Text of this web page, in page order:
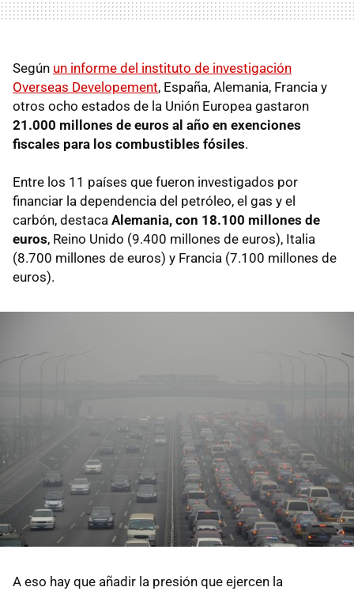
Según un informe del instituto de investigación
Overseas Developement, España, Alemania, Francia y
otros ocho estados de la Unión Europea gastaron
21.000 millones de euros al año en exenciones
fiscales para los combustibles fósiles.
Entre los 11 países que fueron investigados por
financiar la dependencia del petróleo, el gas y el
carbón, destaca Alemania, con 18.100 millones de
euros, Reino Unido (9.400 millones de euros), Italia
(8.700 millones de euros) y Francia (7.100 millones de
euros).
A eso hay que añadir la presión que ejercen la